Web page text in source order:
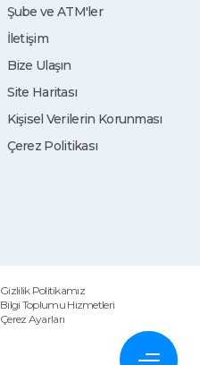
Şube ve ATM'ler
İletişim
Bize Ulaşın
Site Haritası
Kişisel Verilerin Korunması
Çerez Politikası
Gizlilik Politikamız
Bilgi Toplumu Hizmetleri
Çerez Ayarları